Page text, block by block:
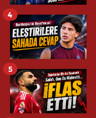
4
5